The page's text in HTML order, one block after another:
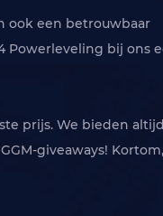
ook een betrouwbaar
bij ons
prijs. We bieden
giveaways!